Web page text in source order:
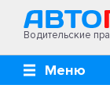
Водительские
Меню